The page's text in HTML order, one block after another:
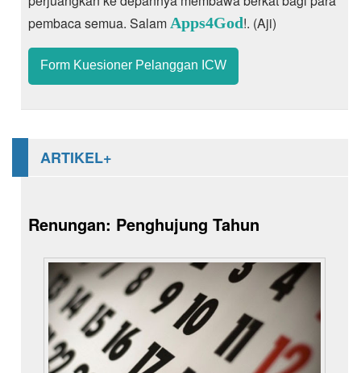
pembaca semua. Salam Apps4God!. (Aji)
Form Kuesioner Pelanggan ICW
ARTIKEL+
Renungan: Penghujung Tahun